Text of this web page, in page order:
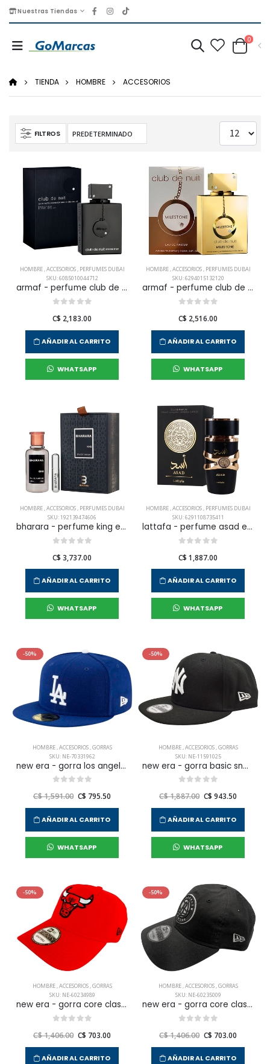
Nuestras Tiendas
0
TIENDA HOMBRE ACCESORIOS
FILTROS
HOMBRE,ACCESORIOS, PERFUMES DUBAI
SKU: 6085010044712
armaf - perfume club de nuit intense edt 105 ml para hombre
C$ 2,183.00
AÑADIR AL CARRITO
WHATSAPP
HOMBRE,ACCESORIOS, PERFUMES DUBAI
SKU: 6294015132120
armaf - perfume club de nuit milestone edp 105 ml para hombre
C$ 2,516.00
AÑADIR AL CARRITO
WHATSAPP
HOMBRE,ACCESORIOS, PERFUMES DUBAI
SKU: 192139474606
bharara - perfume king edp 100ml h para hombre
C$ 3,737.00
AÑADIR AL CARRITO
WHATSAPP
HOMBRE,ACCESORIOS, PERFUMES DUBAI
SKU: 6291108735411
lattafa - perfume asad edp 100 ml para hombre
C$ 1,887.00
AÑADIR AL CARRITO
WHATSAPP
-50%
HOMBRE,ACCESORIOS,GORRAS
SKU: NE-70331962
new era - gorra los angeles dodgers para hombre
C$ 1,591.00 C$ 795.50
AÑADIR AL CARRITO
WHATSAPP
-50%
HOMBRE,ACCESORIOS,GORRAS
SKU: NE-11591025
new era - gorra basic snap 950 new york yankees para hombre
C$ 1,887.00 C$ 943.50
AÑADIR AL CARRITO
WHATSAPP
-50%
HOMBRE,ACCESORIOS,GORRAS
SKU: NE-60234989
new era - gorra core classic 2 0 950 chicago bull para hombre
C$ 1,406.00 C$ 703.00
AÑADIR AL CARRITO
-50%
HOMBRE,ACCESORIOS,GORRAS
SKU: NE-60235009
new era - gorra core classic 2 0 bronet otc/osfm para hombre
C$ 1,406.00 C$ 703.00
AÑADIR AL CARRITO